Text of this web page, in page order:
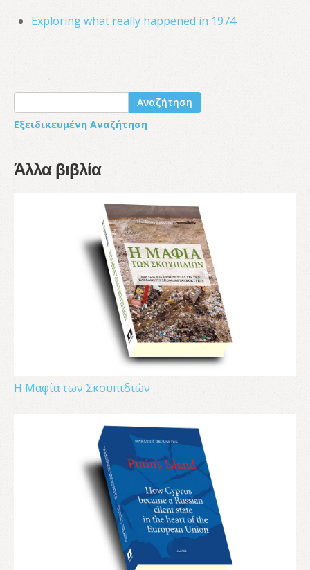
Exploring what really happened in 1974
Αναζήτηση
Εξειδικευμένη Αναζήτηση
Άλλα βιβλία
Η Μαφία των Σκουπιδιών